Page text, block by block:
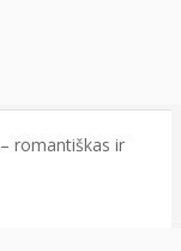
romantiškas ir